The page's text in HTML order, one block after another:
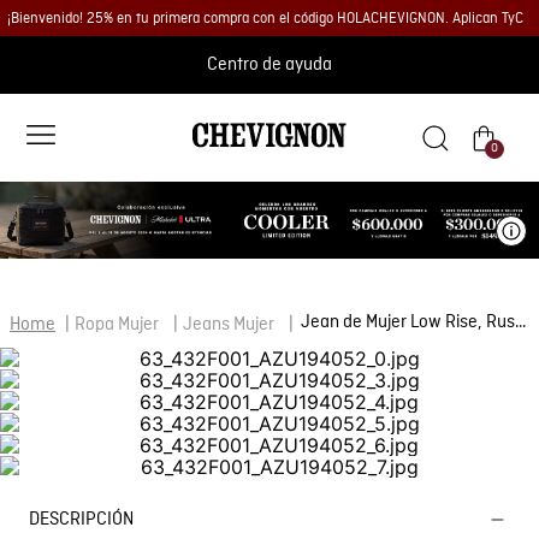
¡Bienvenido! 25% en tu primera compra con el código HOLACHEVIGNON. Aplican TyC
Centro de ayuda
0
Ropa Mujer Jeans Mujer Jean de Mujer Low Rise, Rusty, Bota Skinny - Azul Oscuro
DESCRIPCIÓN